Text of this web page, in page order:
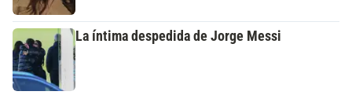
La íntima despedida de Jorge Messi